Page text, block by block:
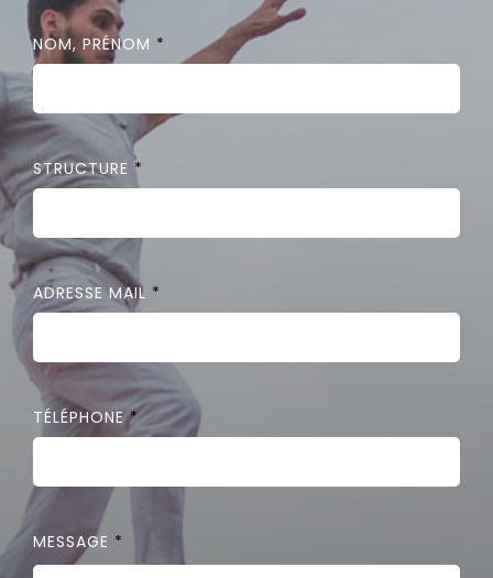
NOM, PRÉNOM *
STRUCTURE *
ADRESSE MAIL *
TÉLÉPHONE*
MESSAGE *